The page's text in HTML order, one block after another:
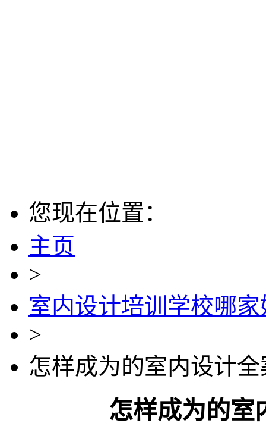
您现在位置：
主页
>
室内设计培训学校哪家
>
怎样成为的室内设计
怎样成为的室